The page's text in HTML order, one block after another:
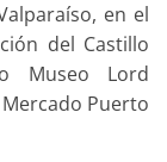
en el
del Castillo
Museo Lord
Puerto